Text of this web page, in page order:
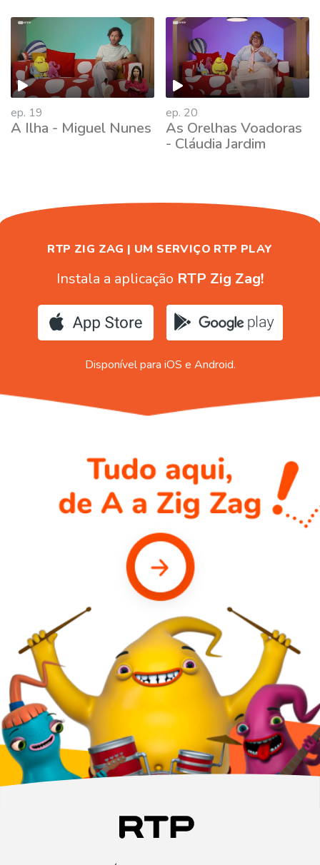
ep. 19
A Ilha - Miguel Nunes
ep. 20
As Orelhas Voadoras
- Cláudia Jardim
662739
RTP ZIG ZAG | UM SERVIÇO RTP PLAY
Instala a aplicação RTP Zig Zag!
Disponível para iOS e Android.